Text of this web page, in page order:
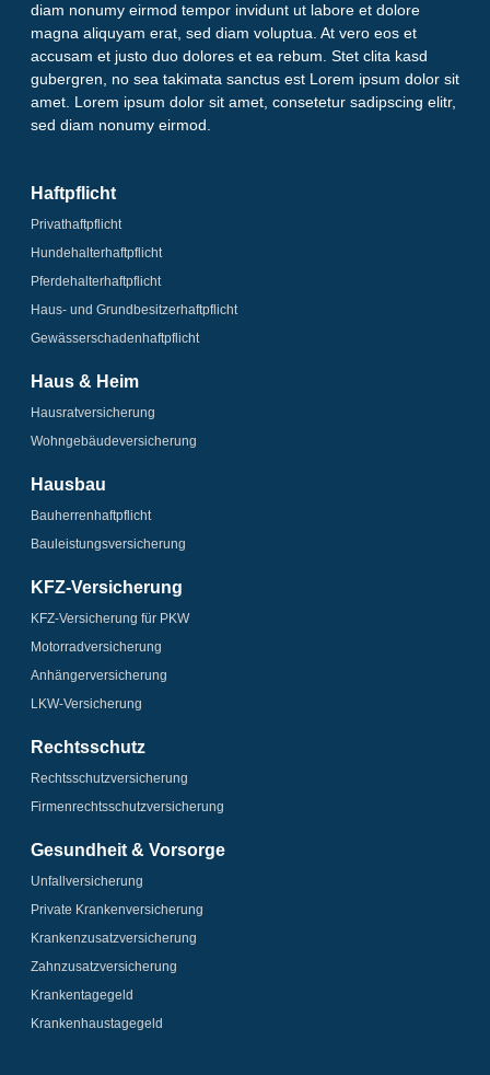
diam nonumy eirmod tempor invidunt ut labore et dolore
magna aliquyam erat, sed diam voluptua. At vero eos et
accusam et justo duo dolores et ea rebum. Stet clita kasd
gubergren, no sea takimata sanctus est Lorem ipsum dolor sit
amet. Lorem ipsum dolor sit amet, consetetur sadipscing elitr,
sed diam nonumy eirmod.
Haftpflicht
Privathaftpflicht
Hundehalter­haftpflicht
Pferdehalter­haftpflicht
Haus- und Grundbesitzer­haftpflicht
Gewässerschaden­­haftpflicht
Haus & Heim
Hausrat­versicherung
Wohngebäude­­versicherung
Hausbau
Bauherrenhaftpflicht
Bauleistungs­­versicherung
KFZ-Versicherung
KFZ-Versicherung für PKW
Motorrad­versicherung
Anhänger­­versicherung
LKW-Versicherung
Rechtsschutz
Rechtsschutz­versicherung
Firmenrechtsschutz­versicherung
Gesundheit & Vorsorge
Unfallversicherung
Private Krankenversicherung
Krankenzusatz­­versicherung
Zahnzusatz­versicherung
Krankentagegeld
Krankenhaus­tagegeld